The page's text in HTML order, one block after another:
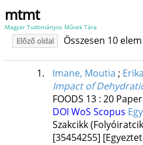
mtmt
Magyar Tudományos Művek Tára
Előző oldal Összesen 10
1. Imane, Moutia ;
Impact of
FOODS 13: 20
DOI WoS Scopus
Szakcikk
[35454255]